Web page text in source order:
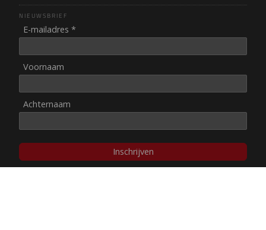
NIEUWSBRIEF
E-mailadres *
Voornaam
Achternaam
Inschrijven